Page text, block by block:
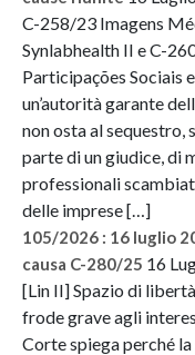
C-258/23 Imagens
Synlabhealth II e C-
Participações Sociais
un’autorità garante
non osta al sequestro,
parte di un giudice, di
professionali
delle imprese […]
105/2026 : 16 luglio
causa C-280/25 16
[Lin II] Spazio di
frode grave agli
Corte spiega perché